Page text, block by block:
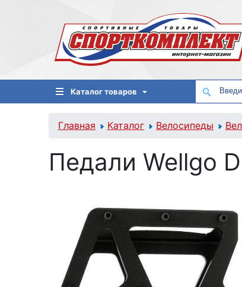
Каталог товаров
Главная Каталог Велосипеды
Педали Wellgo